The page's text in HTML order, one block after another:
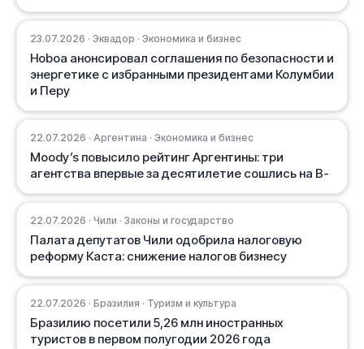
23.07.2026 · Эквадор · Экономика и бизнес
Ноboa анонсировал соглашения по безопасности и
энергетике с избранными президентами Колумбии
и Перу
22.07.2026 · Аргентина · Экономика и бизнес
Moody’s повысило рейтинг Аргентины: три
агентства впервые за десятилетие сошлись на B-
22.07.2026 · Чили · Законы и государство
Палата депутатов Чили одобрила налоговую
реформу Каста: снижение налогов бизнесу
22.07.2026 · Бразилия · Туризм и культура
Бразилию посетили 5,26 млн иностранных
туристов в первом полугодии 2026 года